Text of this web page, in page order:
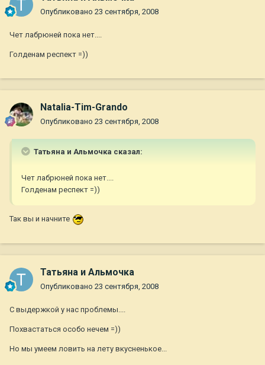
Опубликовано 23 сентября, 2008
Чет лабрюней пока нет....
Голденам респект =))
Natalia-Tim-Grando
Опубликовано 23 сентября, 2008
Татьяна и Альмочка сказал:
Чет лабрюней пока нет....
Голденам респект =))
Так вы и начните
Татьяна и Альмочка
Опубликовано 23 сентября, 2008
С выдержкой у нас проблемы....
Похвастаться особо нечем =))
Но мы умеем ловить на лету вкусненькое...